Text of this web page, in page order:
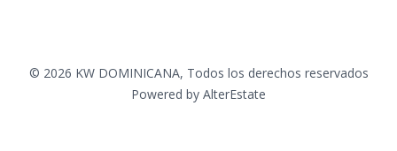
© 2026 KW DOMINICANA, Todos los derechos reservados
Powered by AlterEstate